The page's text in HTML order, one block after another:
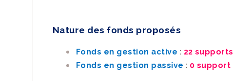
Nature des fonds proposés
Fonds en gestion active : 22 supports
Fonds en gestion passive : 0 support